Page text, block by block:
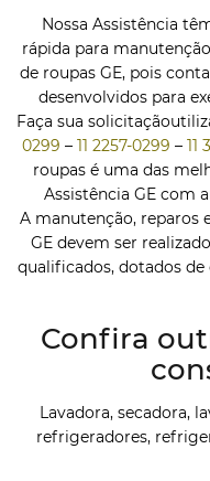
Nossa Assistência
rápida para
de roupas GE, pois
desenvolvidos para
Faça sua
0299 – 11 2257-0299 – 11
roupas é uma das
Assistência GE com
A manutenção, reparos
GE devem ser
qualificados, dotados
Confira
Lavadora, secadora,
refrigeradores,